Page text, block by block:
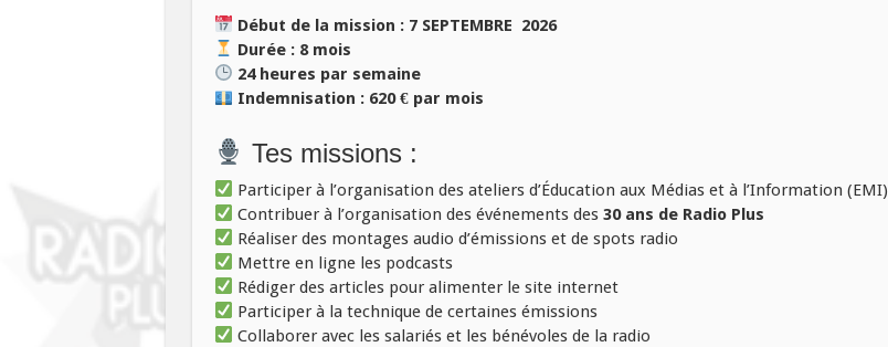
Début de la mission : 7 SEPTEMBRE 2026
Durée : 8 mois
24 heures par semaine
Indemnisation : 620 € par mois
Tes missions :
Participer à l’organisation des ateliers d’Éducation aux Médias et à l’Information (EMI)
Contribuer à l’organisation des événements des 30 ans de Radio Plus
Réaliser des montages audio d’émissions et de spots radio
Mettre en ligne les podcasts
Rédiger des articles pour alimenter le site internet
Participer à la technique de certaines émissions
Collaborer avec les salariés et les bénévoles de la radio